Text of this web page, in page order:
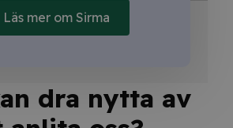
Läs mer om Sirma
dra nytta av